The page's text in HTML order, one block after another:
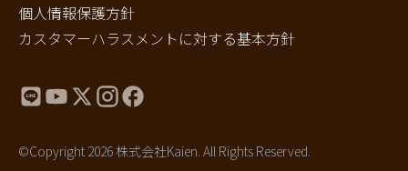
個人情報保護方針
カスタマーハラスメントに対する基本方針
©Copyright 2026 株式会社Kaien. All Rights Reserved.